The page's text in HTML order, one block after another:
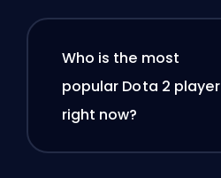
Who is the most
popular Dota 2 player
right now?